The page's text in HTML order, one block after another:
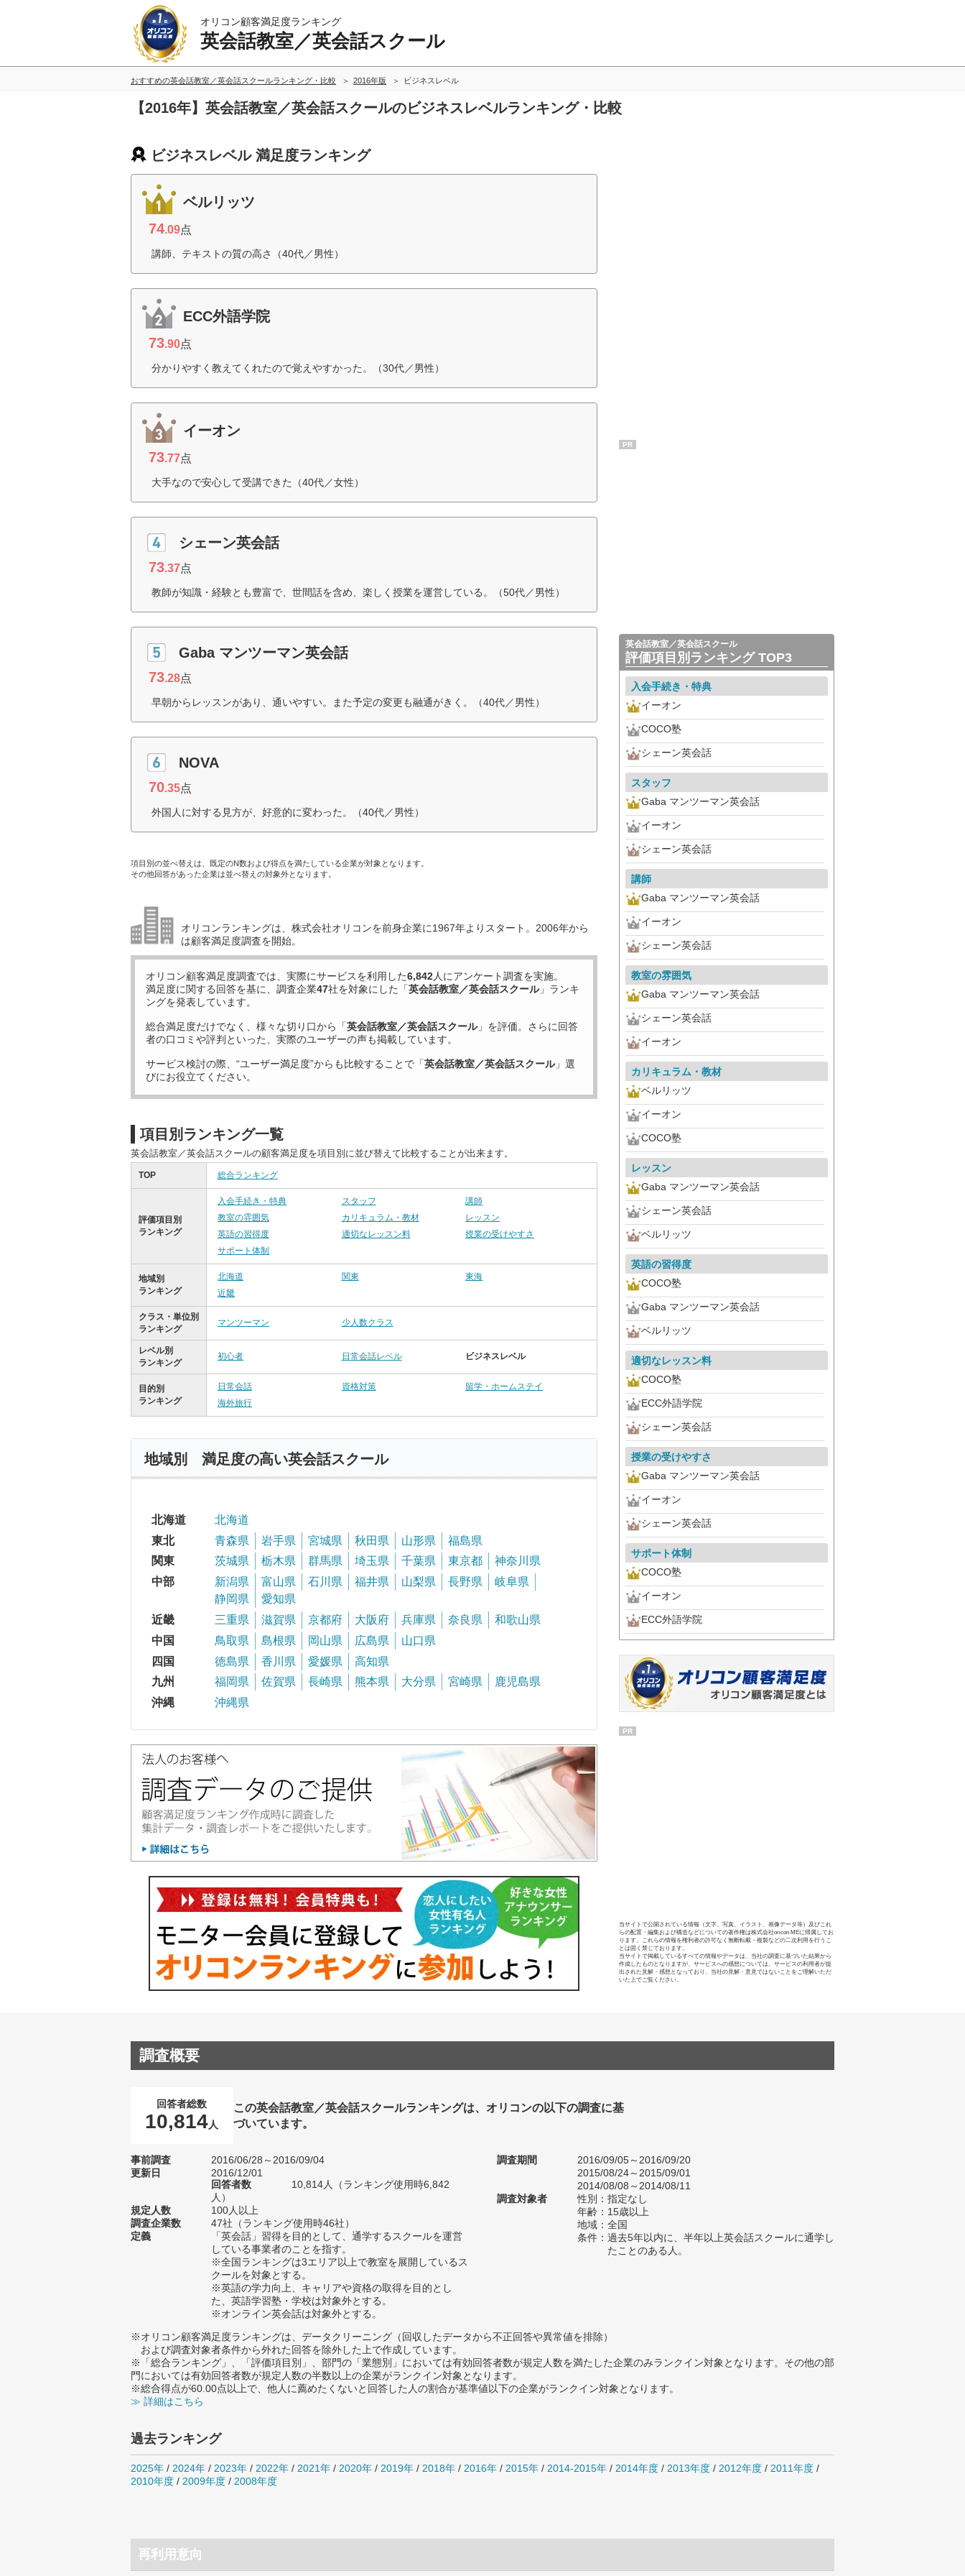
オリコン顧客満足度ランキング
英会話教室／英会話スクール
おすすめの英会話教室／英会話スクールランキング・比較 2016年版 ビジネスレベル
【2016年】英会話教室／英会話スクールのビジネスレベルランキング・比較
ビジネスレベル 満足度ランキング
ベルリッツ
74.09点
講師、テキストの質の高さ（40代／男性）
ECC外語学院
73.90点
分かりやすく教えてくれたので覚えやすかった。（30代／男性）
イーオン
73.77点
大手なので安心して受講できた（40代／女性）
シェーン英会話
73.37点
教師が知識・経験とも豊富で、世間話を含め、楽しく授業を運営している。（50代／男性）
Gaba マンツーマン英会話
73.28点
早朝からレッスンがあり、通いやすい。また予定の変更も融通がきく。（40代／男性）
NOVA
70.35点
外国人に対する見方が、好意的に変わった。（40代／男性）
項目別の並べ替えは、既定のN数および得点を満たしている企業が対象となります。
その他回答があった企業は並べ替えの対象外となります。
オリコンランキングは、株式会社オリコンを前身企業に1967年よりスタート。2006年から
は顧客満足度調査を開始。
オリコン顧客満足度調査では、実際にサービスを利用した6,842人にアンケート調査を実施。
満足度に関する回答を基に、調査企業47社を対象にした「英会話教室／英会話スクール」ランキ
ングを発表しています。
総合満足度だけでなく、様々な切り口から「英会話教室／英会話スクール」を評価。さらに回答
者の口コミや評判といった、実際のユーザーの声も掲載しています。
サービス検討の際、“ユーザー満足度”からも比較することで「英会話教室／英会話スクール」選
びにお役立てください。
項目別ランキング一覧
英会話教室／英会話スクールの顧客満足度を項目別に並び替えて比較することが出来ます。
TOP 総合ランキング
評価項目別
ランキング
入会手続き・特典 スタッフ
講師
教室の雰囲気
カリキュラム・教材
レッスン
英語の習得度
適切なレッスン料
授業の受けやすさ
サポート体制
地域別
ランキング
北海道 関東
東海
近畿
クラス・単位別
ランキング
マンツーマン 少人数クラス
レベル別
ランキング
初心者 日常会話レベル ビジネスレベル
目的別
ランキング
日常会話 資格対策
留学・ホームステイ
海外旅行
地域別 満足度の高い英会話スクール
北海道
北海道
東北
青森県 岩手県 宮城県 秋田県 山形県
福島県
関東
茨城県 栃木県 群馬県 埼玉県 千葉県 東京都
神奈川県
中部
新潟県 富山県 石川県 福井県 山梨県 長野県
岐阜県
静岡県
愛知県
近畿
三重県 滋賀県 京都府 大阪府 兵庫県 奈良県
和歌山県
中国
鳥取県 島根県 岡山県 広島県
山口県
四国
徳島県 香川県 愛媛県
高知県
九州
福岡県 佐賀県 長崎県 熊本県 大分県 宮崎県
鹿児島県
沖縄
沖縄県
PR
英会話教室／英会話スクール
評価項目別ランキング TOP3
入会手続き・特典
イーオン
COCO塾
シェーン英会話
スタッフ
Gaba マンツーマン英会話
イーオン
シェーン英会話
講師
Gaba マンツーマン英会話
イーオン
シェーン英会話
教室の雰囲気
Gaba マンツーマン英会話
シェーン英会話
イーオン
カリキュラム・教材
ベルリッツ
イーオン
COCO塾
レッスン
Gaba マンツーマン英会話
シェーン英会話
ベルリッツ
英語の習得度
COCO塾
Gaba マンツーマン英会話
ベルリッツ
適切なレッスン料
COCO塾
ECC外語学院
シェーン英会話
授業の受けやすさ
Gaba マンツーマン英会話
イーオン
シェーン英会話
サポート体制
COCO塾
イーオン
ECC外語学院
PR
当サイトで公開されている情報（文字、写真、イラスト、画像データ等）及びこれ
らの配置・編集および構造などについての著作権は株式会社oricon MEに帰属してお
ります。これらの情報を権利者の許可なく無断転載・複製などの二次利用を行うこ
とは固く禁じております。
当サイトで掲載しているすべての情報やデータは、当社の調査に基づいた結果から
作成したものとなりますが、サービスへの感想については、サービスの利用者が提
出された見解・感想となっており、当社の見解・意見ではないことをご理解いただ
いた上でご覧ください。
調査概要
回答者総数
10,814人
この英会話教室／英会話スクールランキングは、オリコンの以下の調査に基
づいています。
事前調査
2016/06/28～2016/09/04
更新日
2016/12/01
回答者数
10,814人（ランキング使用時6,842
人）
規定人数
100人以上
調査企業数
47社（ランキング使用時46社）
定義
「英会話」習得を目的として、通学するスクールを運営
している事業者のことを指す。
※全国ランキングは3エリア以上で教室を展開しているス
クールを対象とする。
※英語の学力向上、キャリアや資格の取得を目的とし
た、英語学習塾・学校は対象外とする。
※オンライン英会話は対象外とする。
調査期間
2016/09/05～2016/09/20
2015/08/24～2015/09/01
2014/08/08～2014/08/11
調査対象者
性別：指定なし
年齢：15歳以上
地域：全国
条件：過去5年以内に、半年以上英会話スクールに通学し
たことのある人。
※オリコン顧客満足度ランキングは、データクリーニング（回収したデータから不正回答や異常値を排除）
および調査対象者条件から外れた回答を除外した上で作成しています。
※「総合ランキング」、「評価項目別」、部門の「業態別」においては有効回答者数が規定人数を満たした企業のみランクイン対象となります。その他の部
門においては有効回答者数が規定人数の半数以上の企業がランクイン対象となります。
※総合得点が60.00点以上で、他人に薦めたくないと回答した人の割合が基準値以下の企業がランクイン対象となります。
≫ 詳細はこちら
過去ランキング
2025年 / 2024年 / 2023年 / 2022年 / 2021年 / 2020年 / 2019年 / 2018年 / 2016年 / 2015年 / 2014-2015年 / 2014年度 / 2013年度 / 2012年度 / 2011年度 /
2010年度 / 2009年度 / 2008年度
再利用意向